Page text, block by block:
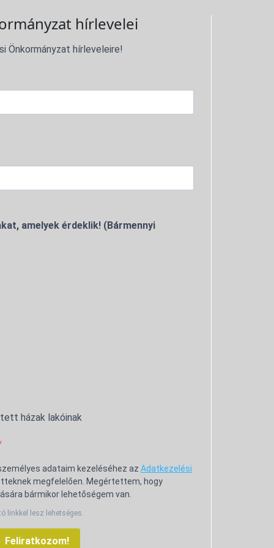
hírlevelei
Önkormányzat hírleveleire!
amelyek érdeklik! (Bármennyi
házak lakóinak
adataim kezeléséhez az Adatkezelési
megfelelően. Megértettem, hogy
bármikor lehetőségem van.
linkkel lesz lehetséges.
Feliratkozom!